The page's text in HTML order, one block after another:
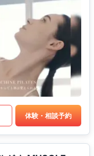
体験・相談予約